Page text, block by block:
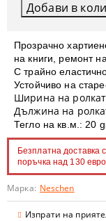
Прозрачно
на книги, ремонт
С трайно
Устойчиво на
Ширина на
Дължина на
Тегло на кв.м.: 20
Безплатна доставка
поръчка над 130
Марка: Neschen
Изпрати на